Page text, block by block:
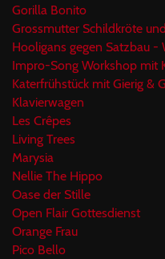
Gorilla Bonito
Grossmutter Schildkröte
Hooligans gegen Satzbau -
Impro-Song Workshop mit
Katerfrühstück mit Gierig &
Klavierwagen
Les Crêpes
Living Trees
Marysia
Nellie The Hippo
Oase der Stille
Open Flair Gottesdienst
Orange Frau
Pico Bello